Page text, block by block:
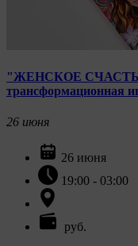
"ЖЕНСКОЕ СЧАСТЬЕ"
трансформационная
26 июня
26 июня
19:00 - 03:00
руб.